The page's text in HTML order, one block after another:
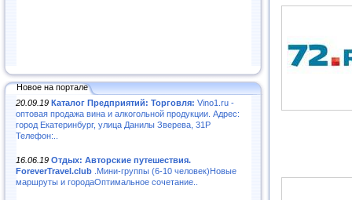
Новое на портале
20.09.19 Каталог Предприятий: Торговля: Vino1.ru -
оптовая продажа вина и алкогольной продукции. Адрес:
город Екатеринбург, улица Данилы Зверева, 31Р
Телефон:..
16.06.19 Отдых: Авторские путешествия.
ForeverTravel.club .Мини-группы (6-10 человек)Новые
маршруты и городаОптимальное сочетание..